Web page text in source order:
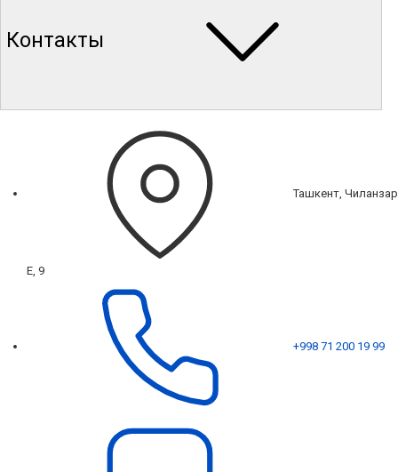
Контакты
Ташкент, Чиланзар
Е, 9
+998 71 200 19 99